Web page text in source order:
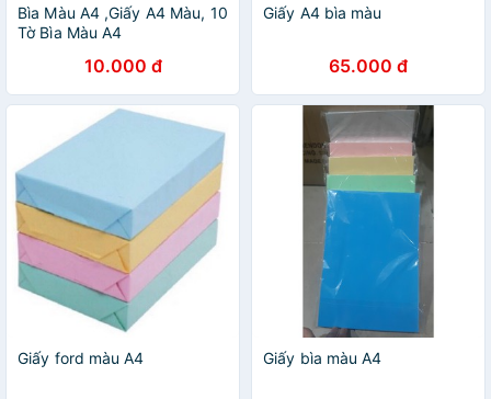
Bìa Màu A4 ,Giấy A4 Màu, 10
Tờ Bìa Màu A4
10.000 đ
Giấy A4 bìa màu
65.000 đ
Giấy ford màu A4 Giấy bìa màu A4